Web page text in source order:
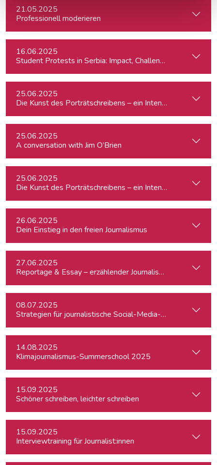
21.05.2025
Professionell moderieren
16.06.2025
Student Protests in Serbia: Impact, Challenges, and
25.06.2025
Die Kunst des Porträtschreibens – ein Intensiv-Workshop
25.06.2025
A conversation with Jim O’Brien
25.06.2025
Die Kunst des Porträtschreibens – ein Intensiv-Workshop
26.06.2025
Dein Einstieg in den freien Journalismus
27.06.2025
Reportage & Essay – erzählender Journalismus
08.07.2025
Strategien für journalistische Social-Media-Recherchen
14.08.2025
Klimajournalismus-Summerschool 2025
15.09.2025
Schöner schreiben, leichter schreiben
15.09.2025
Interviewtraining für Journalist:innen